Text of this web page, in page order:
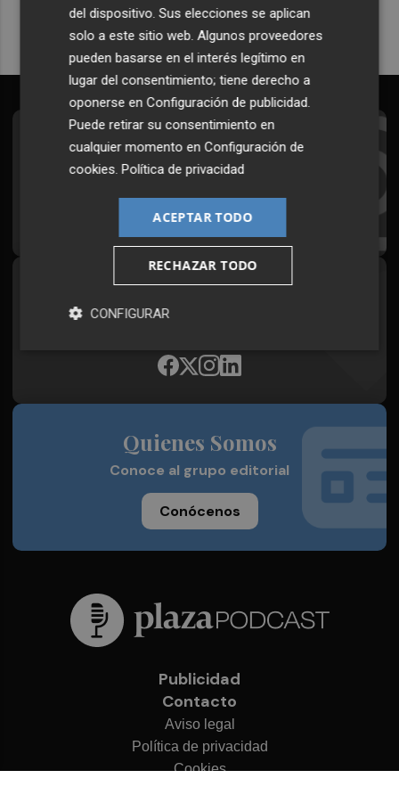
Suscríbete al Boletín
Todos los días a primera hora en tu email
¡Quiero suscribirme!
Síguenos en redes
Plaza Podcast, desde cualquier medio
Quienes Somos
Conoce al grupo editorial
Conócenos
Publicidad
Contacto
Aviso legal
Política de privacidad
Cookies
del dispositivo. Sus elecciones se aplican
solo a este sitio web. Algunos proveedores
pueden basarse en el interés legítimo en
lugar del consentimiento; tiene derecho a
oponerse enConfiguración de publicidad.
Puede retirar su consentimiento en
cualquier momento enConfiguración de
cookies.Política de privacidad
ACEPTAR TODO
RECHAZAR TODO
CONFIGURAR